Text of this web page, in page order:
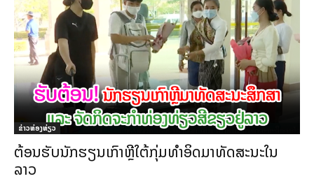
ຂ່າວທ່ອງທ່ຽວ
ຕ້ອນຮັບນັກຮຽນເກົາຫຼີໃຕ້ກຸ່ມທຳອິດມາທັດສະນະໃນ
ລາວ